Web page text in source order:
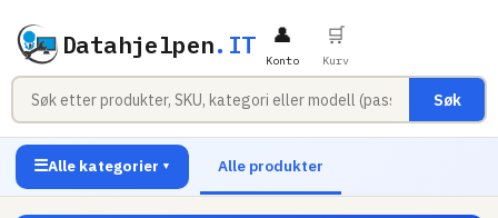
Datahjelpen.IT
Søk
👤
Konto
🛒
Kurv
☰Alle kategorier ▼ Alle produkter